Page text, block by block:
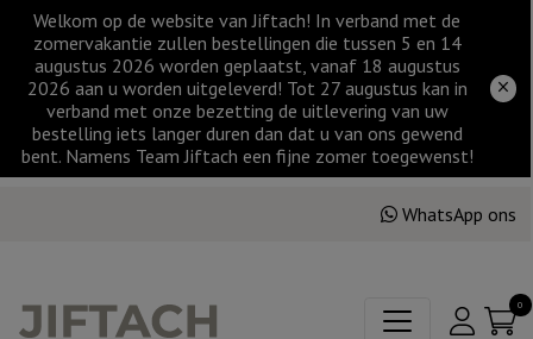
Welkom op de website van Jiftach! In verband met de
zomervakantie zullen bestellingen die tussen 5 en 14
augustus 2026 worden geplaatst, vanaf 18 augustus
2026 aan u worden uitgeleverd! Tot 27 augustus kan in
verband met onze bezetting de uitlevering van uw
bestelling iets langer duren dan dat u van ons gewend
bent. Namens Team Jiftach een fijne zomer toegewenst!
WhatsApp ons
0